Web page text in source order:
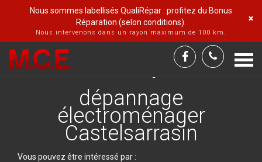
Nous sommes labellisés QualiRépar : profitez du Bonus
Réparation (selon conditions).
Nous intervenons dans un rayon maximum de 100 km.
×
Accueil
dépannage
dépannage
électroménager
Castelsarrasin
Vous pouvez être intéressé par :